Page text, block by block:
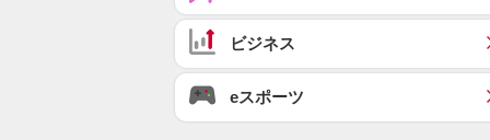
ビジネス
eスポーツ